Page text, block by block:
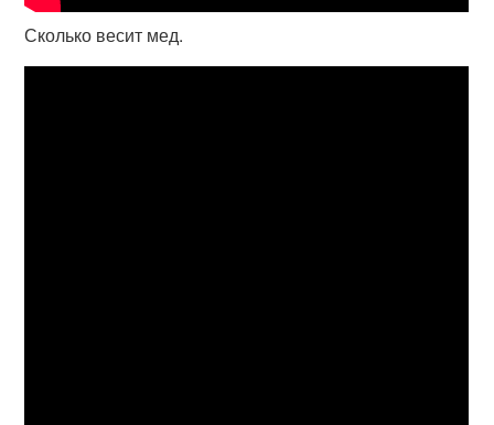
Сколько весит мед.